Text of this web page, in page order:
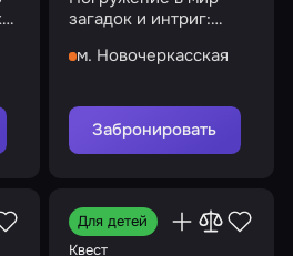
загадок и интриг:
команде потянет вас
м. Новочеркасская
Забронировать
Для детей
Квест